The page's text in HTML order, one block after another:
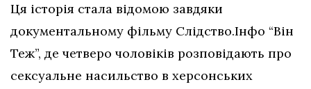
Ця історія стала відомою завдяки
документальному фільму Слідство.Інфо “Він
Теж”, де четверо чоловіків розповідають про
сексуальне насильство в херсонських